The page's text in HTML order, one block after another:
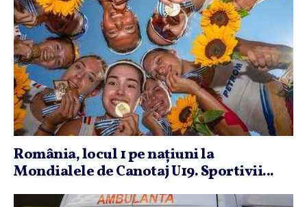
România, locul 1 pe naţiuni la
Mondialele de Canotaj U19. Sportivii...